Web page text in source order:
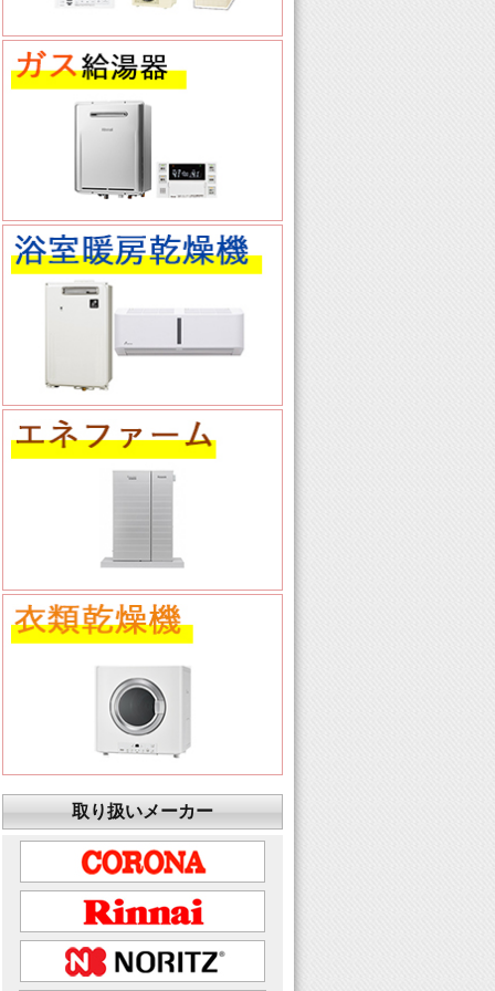
取り扱いメーカー